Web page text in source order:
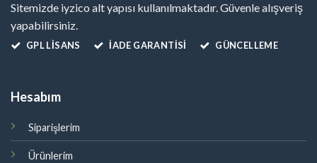
Sitemizde iyzico alt yapısı kullanılmaktadır. Güvenle alışveriş
yapabilirsiniz.
GPL LISANS İADE GARANTİSİ GÜNCELLEME
Hesabım
Siparişlerim
Ürünlerim